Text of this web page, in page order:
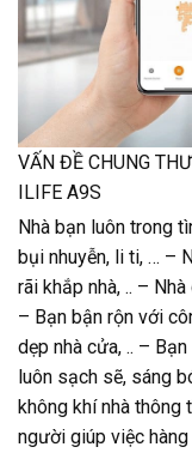
VẤN ĐỀ CHUNG
ILIFE A9S
Nhà bạn luôn trong
bụi nhuyễn, li ti, … –
rãi khắp nhà, .. –
– Bạn bận rộn với
dẹp nhà cửa, .. –
luôn sạch sẽ, sáng
không khí nhà thông
người giúp việc hàng